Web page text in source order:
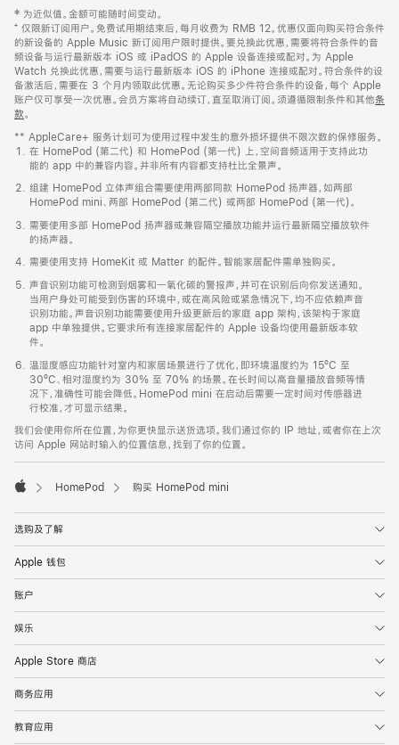
页
页
脚
注
‡ 为近似值。金额可能随时间变动。
⁺ 仅限新订阅用户。免费试用期结束后，每月收费为 RMB 12。优惠仅面向购买符合条件
的新设备的 Apple Music 新订阅用户限时提供。要兑换此优惠，需要将符合条件的音
频设备与运行最新版本 iOS 或 iPadOS 的 Apple 设备连接或配对。为 Apple
Watch 兑换此优惠，需要与运行最新版本 iOS 的 iPhone 连接或配对。符合条件的设
备激活后，需要在 3 个月内领取此优惠。无论购买多少件符合条件的设备，每个 Apple
账户仅可享受一次优惠。会员方案将自动续订，直至取消订阅。须遵循限制条件和其他条
款。
窗
口
中
打
开)
** AppleCare+ 服务计划可为使用过程中发生的意外损坏提供不限次数的保修服务。
在 HomePod (第二代) 和 HomePod (第一代) 上，空间音频适用于支持此功
能的 app 中的兼容内容。并非所有内容都支持杜比全景声。
组建 HomePod 立体声组合需要使用两部同款 HomePod 扬声器，如两部
HomePod mini、两部 HomePod (第二代) 或两部 HomePod (第一代)。
需要使用多部 HomePod 扬声器或兼容隔空播放功能并运行最新隔空播放软件
的扬声器。
需要使用支持 HomeKit 或 Matter 的配件。智能家居配件需单独购买。
声音识别功能可检测到烟雾和一氧化碳的警报声，并可在识别后向你发送通知。
当用户身处可能受到伤害的环境中，或在高风险或紧急情况下，均不应依赖声音
识别功能。声音识别功能需要使用升级更新后的家庭 app 架构，该架构于家庭
app 中单独提供。它要求所有连接家居配件的 Apple 设备均使用最新版本软
件。
温湿度感应功能针对室内和家居场景进行了优化，即环境温度约为 15ºC 至
30ºC、相对湿度约为 30% 至 70% 的场景。在长时间以高音量播放音频等情
况下，准确性可能会降低。HomePod mini 在启动后需要一定时间对传感器进
行校准，才可显示结果。
我们会使用你所在位置，为你更快显示送货选项。我们通过你的 IP 地址，或者你在上次
访问 Apple 网站时输入的位置信息，找到了你的位置。
HomePod 购买 HomePod mini
选购及了解
Apple 钱包
账户
娱乐
Apple Store 商店
商务应用
教育应用